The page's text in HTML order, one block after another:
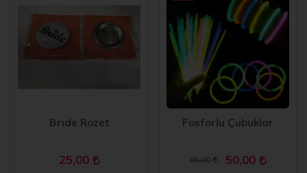
Brıde Rozet
25,00
Fosforlu Çubuklar
65,00 50,00